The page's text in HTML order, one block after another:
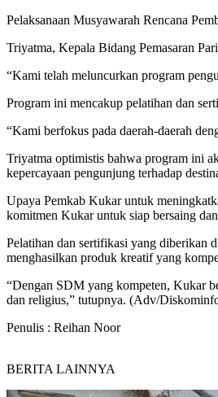
Pelaksanaan Musyawarah Rencana
Triyatma, Kepala Bidang Pemasaran
“Kami telah meluncurkan program
Program ini mencakup pelatihan dan
“Kami berfokus pada daerah-daerah
Triyatma optimistis bahwa program ini
kepercayaan pengunjung terhadap
Upaya Pemkab Kukar untuk
komitmen Kukar untuk siap bersaing
Pelatihan dan sertifikasi yang diberikan
menghasilkan produk kreatif yang
“Dengan SDM yang kompeten, Kukar
dan religius,” tutupnya. (Adv/
Penulis : Reihan Noor
BERITA LAINNYA